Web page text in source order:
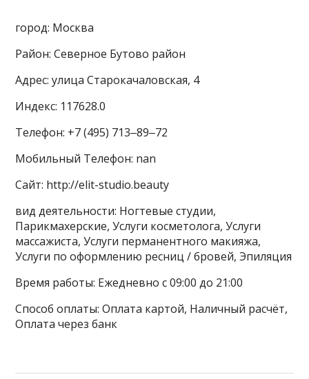
город: Москва
Район: Северное Бутово район
Адрес: улица Старокачаловская, 4
Индекс: 117628.0
Телефон: +7 (495) 713‒89‒72
Мобильный Телефон: nan
Сайт: http://elit-studio.beauty
вид деятельности: Ногтевые студии,
Парикмахерские, Услуги косметолога, Услуги
массажиста, Услуги перманентного макияжа,
Услуги по оформлению ресниц / бровей, Эпиляция
Время работы: Ежедневно с 09:00 до 21:00
Способ оплаты: Оплата картой, Наличный расчёт,
Оплата через банк